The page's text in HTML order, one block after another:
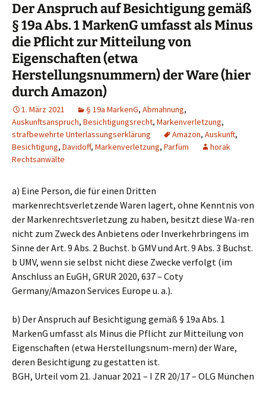
Der Anspruch auf Besichtigung gemäß
§ 19a Abs. 1 MarkenG umfasst als Minus
die Pflicht zur Mitteilung von
Eigenschaften (etwa
Herstellungsnummern) der Ware (hier
durch Amazon)
1. März 2021 § 19a MarkenG, Abmahnung,
Auskunftsanspruch, Besichtigungsrecht, Markenverletzung,
strafbewehrte Unterlassungserklärung
Amazon, Auskunft,
Besichtigung, Davidoff, Markenverletzung, Parfüm
horak
Rechtsanwälte
a) Eine Person, die für einen Dritten
markenrechtsverletzende Waren lagert, ohne Kenntnis von
der Markenrechtsverletzung zu haben, besitzt diese Wa-ren
nicht zum Zweck des Anbietens oder Inverkehrbringens im
Sinne der Art. 9 Abs. 2 Buchst. b GMV und Art. 9 Abs. 3 Buchst.
b UMV, wenn sie selbst nicht diese Zwecke verfolgt (im
Anschluss an EuGH, GRUR 2020, 637 – Coty
Germany/Amazon Services Europe u. a.).
b) Der Anspruch auf Besichtigung gemäß § 19a Abs. 1
MarkenG umfasst als Minus die Pflicht zur Mitteilung von
Eigenschaften (etwa Herstellungsnum-mern) der Ware,
deren Besichtigung zu gestatten ist.
BGH, Urteil vom 21. Januar 2021 – I ZR 20/17 – OLG München